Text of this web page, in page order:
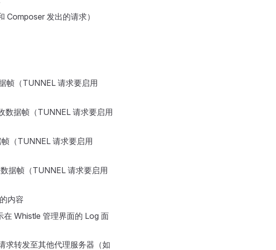
Composer 发出的请求）
帧（TUNNEL 请求要启用
数据帧（TUNNEL 请求要启用
（TUNNEL 请求要启用
据帧（TUNNEL 请求要启用
内容
在 Whistle 管理界面的 Log 面
求转发至其他代理服务器（如